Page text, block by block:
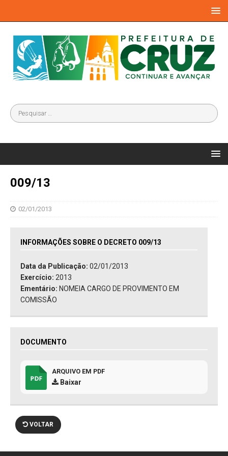
009/13
02/01/2013
INFORMAÇÕES SOBRE O DECRETO 009/13
Data da Publicação: 02/01/2013
Exercício: 2013
Ementário: NOMEIA CARGO DE PROVIMENTO EM
COMISSÃO
DOCUMENTO
ARQUIVO EM PDF
Baixar
VOLTAR